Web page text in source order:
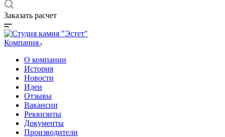
Заказать расчет
Компания
О компании
История
Новости
Идеи
Отзывы
Вакансии
Реквизиты
Документы
Производители